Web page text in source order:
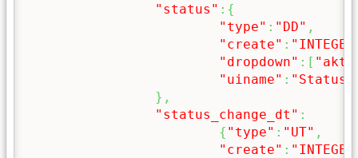
"status" : {
"type" : "DD" ,
"create" :
"dropdown" : [
"uiname" : "Status"
} ,
"status_change_dt" :
{ "type" : "UT" ,
"create" :